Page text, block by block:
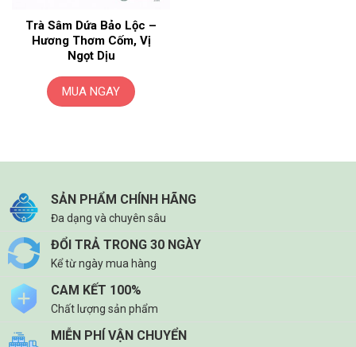
Trà Sâm Dứa Bảo Lộc –
Hương Thơm Cốm, Vị
Ngọt Dịu
MUA NGAY
SẢN PHẨM CHÍNH HÃNG
Đa dạng và chuyên sâu
ĐỔI TRẢ TRONG 30 NGÀY
Kể từ ngày mua hàng
CAM KẾT 100%
Chất lượng sản phẩm
MIỄN PHÍ VẬN CHUYỂN